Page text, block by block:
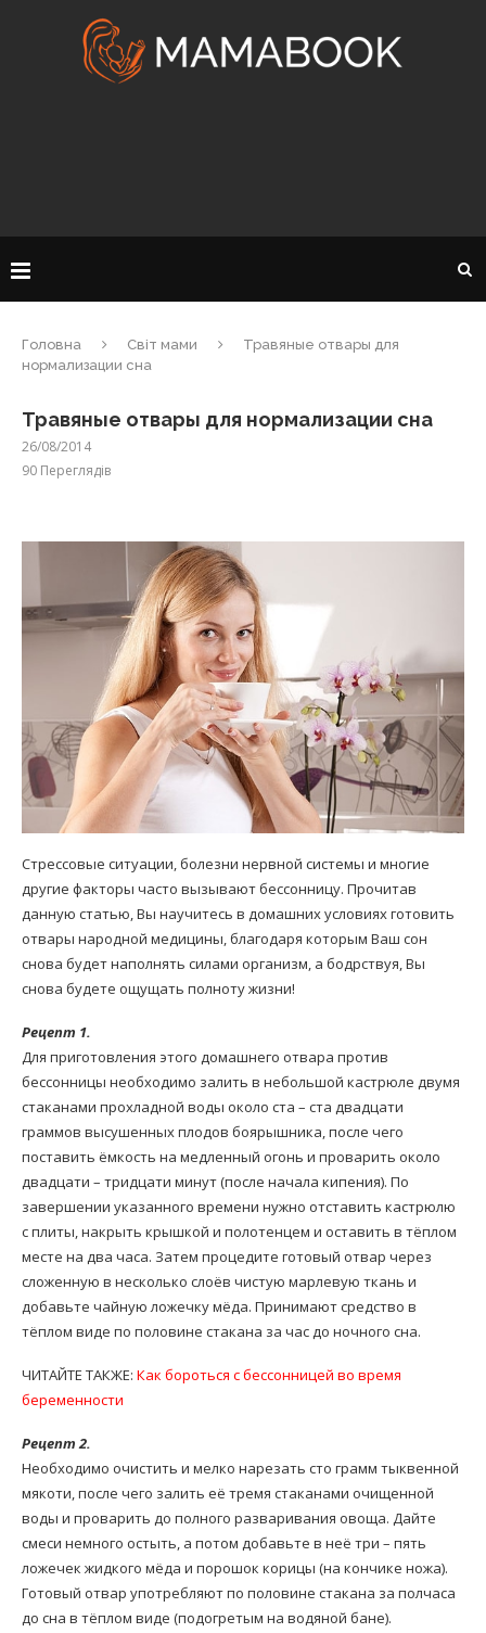
Головна Світ мами
Травяные отвары для
нормализации сна
Травяные отвары для нормализации сна
26/08/2014
90 Переглядів
Стрессовые ситуации, болезни нервной системы и многие
другие факторы часто вызывают бессонницу. Прочитав
данную статью, Вы научитесь в домашних условиях готовить
отвары народной медицины, благодаря которым Ваш сон
снова будет наполнять силами организм, а бодрствуя, Вы
снова будете ощущать полноту жизни!
Рецепт 1.
Для приготовления этого домашнего отвара против
бессонницы необходимо залить в небольшой кастрюле двумя
стаканами прохладной воды около ста – ста двадцати
граммов высушенных плодов боярышника, после чего
поставить ёмкость на медленный огонь и проварить около
двадцати – тридцати минут (после начала кипения). По
завершении указанного времени нужно отставить кастрюлю
с плиты, накрыть крышкой и полотенцем и оставить в тёплом
месте на два часа. Затем процедите готовый отвар через
сложенную в несколько слоёв чистую марлевую ткань и
добавьте чайную ложечку мёда. Принимают средство в
тёплом виде по половине стакана за час до ночного сна.
ЧИТАЙТЕ ТАКЖЕ: Как бороться с бессонницей во время
беременности
Рецепт 2.
Необходимо очистить и мелко нарезать сто грамм тыквенной
мякоти, после чего залить её тремя стаканами очищенной
воды и проварить до полного разваривания овоща. Дайте
смеси немного остыть, а потом добавьте в неё три – пять
ложечек жидкого мёда и порошок корицы (на кончике ножа).
Готовый отвар употребляют по половине стакана за полчаса
до сна в тёплом виде (подогретым на водяной бане).